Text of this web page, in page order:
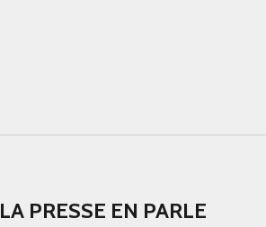
LA PRESSE EN PARLE